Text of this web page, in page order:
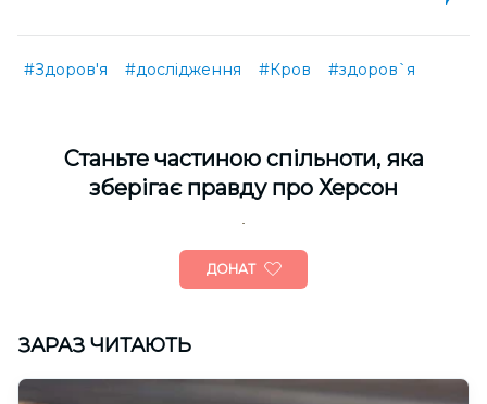
#Здоров'я #дослідження #Кров #здоров`я
Cтаньте частиною спільноти, яка
зберігає правду про Херсон
ДОНАТ
ЗАРАЗ ЧИТАЮТЬ